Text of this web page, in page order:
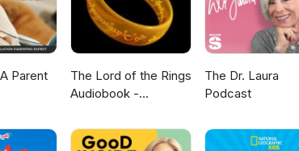
Parent
The Lord of the Rings
Audiobook -
Dragash
The Dr. Laura
Podcast